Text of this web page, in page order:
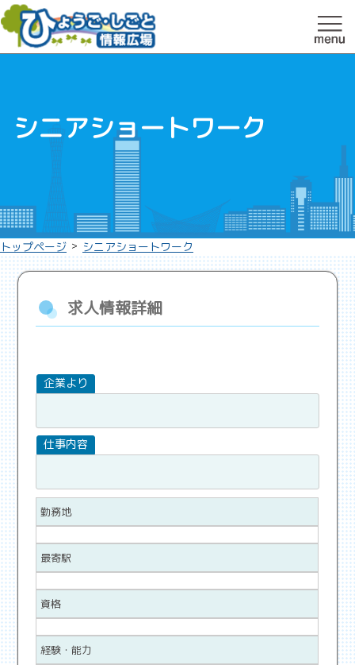
シニアショートワーク
トップページ > シニアショートワーク
求人情報詳細
勤務地
最寄駅
資格
経験・能力